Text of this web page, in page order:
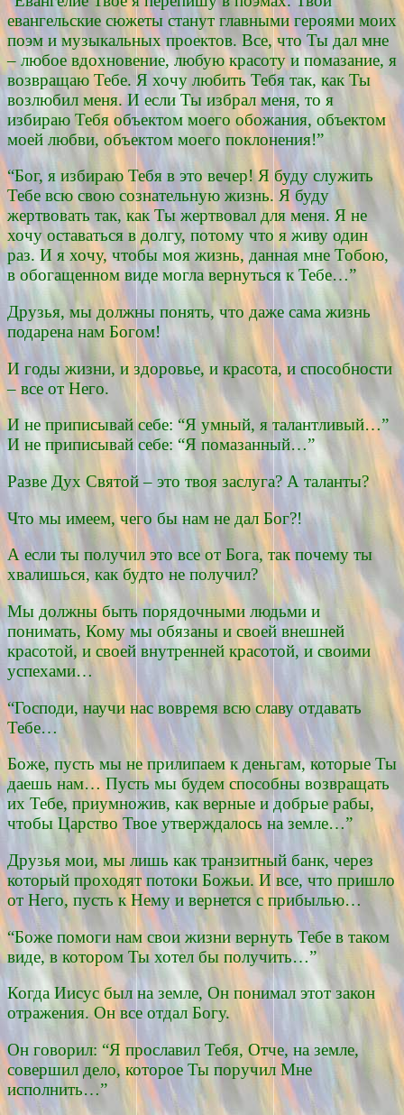
евангельские сюжеты станут главными героями моих
поэм и музыкальных проектов. Все, что Ты дал мне
– любое вдохновение, любую красоту и помазание, я
возвращаю Тебе. Я хочу любить Тебя так, как Ты
возлюбил меня. И если Ты избрал меня, то я
избираю Тебя объектом моего обожания, объектом
моей любви, объектом моего поклонения!”
“Бог, я избираю Тебя в это вечер! Я буду служить
Тебе всю свою сознательную жизнь. Я буду
жертвовать так, как Ты жертвовал для меня. Я не
хочу оставаться в долгу, потому что я живу один
раз. И я хочу, чтобы моя жизнь, данная мне Тобою,
в обогащенном виде могла вернуться к Тебе…”
Друзья, мы должны понять, что даже сама жизнь
подарена нам Богом!
И годы жизни, и здоровье, и красота, и способности
– все от Него.
И не приписывай себе: “Я умный, я талантливый…”
И не приписывай себе: “Я помазанный…”
Разве Дух Святой – это твоя заслуга? А таланты?
Что мы имеем, чего бы нам не дал Бог?!
А если ты получил это все от Бога, так почему ты
хвалишься, как будто не получил?
Мы должны быть порядочными людьми и
понимать, Кому мы обязаны и своей внешней
красотой, и своей внутренней красотой, и своими
успехами…
“Господи, научи нас вовремя всю славу отдавать
Тебе…
Боже, пусть мы не прилипаем к деньгам, которые Ты
даешь нам… Пусть мы будем способны возвращать
их Тебе, приумножив, как верные и добрые рабы,
чтобы Царство Твое утверждалось на земле…”
Друзья мои, мы лишь как транзитный банк, через
который проходят потоки Божьи. И все, что пришло
от Него, пусть к Нему и вернется с прибылью…
“Боже помоги нам свои жизни вернуть Тебе в таком
виде, в котором Ты хотел бы получить…”
Когда Иисус был на земле, Он понимал этот закон
отражения. Он все отдал Богу.
Он говорил: “Я прославил Тебя, Отче, на земле,
совершил дело, которое Ты поручил Мне
исполнить…”